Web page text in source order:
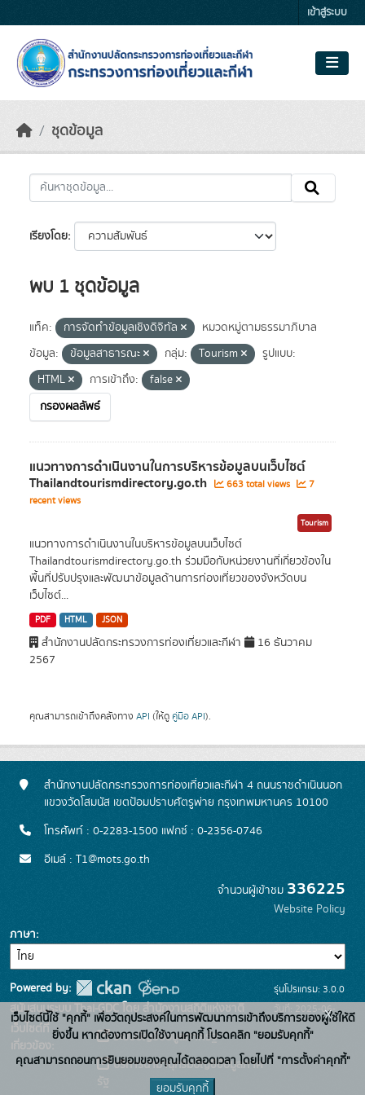
เข้าสู่ระบบ
ชุดข้อมูล
เรียงโดย
พบ 1 ชุดข้อมูล
แท็ค: การจัดทำข้อมูลเชิงดิจิทัล
หมวดหมู่ตามธรรมาภิบาล
ข้อมูล:
ข้อมูลสาธารณะ กลุ่ม: Tourism
รูปแบบ:
HTML
การเข้าถึง:
false
กรองผลลัพธ์
แนวทางการดำเนินงานในการบริหารข้อมูลบนเว็บไซต์
Thailandtourismdirectory.go.th 663 total views
7
recent views
Tourism
แนวทางการดำเนินงานในบริหารข้อมูลบนเว็บไซต์
Thailandtourismdirectory.go.th ร่วมมือกับหน่วยงานที่เกี่ยวข้องใน
พื้นที่ปรับปรุงและพัฒนาข้อมูลด้านการท่องเที่ยวของจังหวัดบน
เว็บไซต์...
PDF HTML JSON
สำนักงานปลัดกระทรวงการท่องเที่ยวและกีฬา
16 ธันวาคม
2567
คุณสามารถเข้าถึงคลังทาง API (ให้ดู คู่มือ API).
สำนักงานปลัดกระทรวงการท่องเที่ยวและกีฬา 4 ถนนราชดำเนินนอก
แขวงวัดโสมนัส เขตป้อมปราบศัตรูพ่าย กรุงเทพมหานคร 10100
โทรศัพท์ : 0-2283-1500 แฟกซ์ : 0-2356-0746
อีเมล์ : T1@mots.go.th
จำนวนผู้เข้าชม 336225
Website Policy
ภาษา
Powered by:
สนับสนุนระบบ Thai-GDC โดย สำนักงานสถิติแห่งชาติ
เว็บไซต์ที่
เกี่ยวข้อง:
ระบบบัญชีข้อมูลภาครัฐ
บริการนามานุกรมบัญชีข้อมูลภาค
รุ่นโปรแกรม: 3.0.0
วันที่: 2025-06-
26
เว็บไซต์นี้ใช้ "คุกกี้" เพื่อวัตถุประสงค์ในการพัฒนาการเข้าถึงบริการของผู้ใช้ให้ดี
ยิ่งขึ้น หากต้องการเปิดใช้งานคุกกี้ โปรดคลิก "ยอมรับคุกกี้"
คุณสามารถถอนการยินยอมของคุณได้ตลอดเวลา โดยไปที่ "การตั้งค่าคุกกี้"
ยอมรับคุกกี้
x